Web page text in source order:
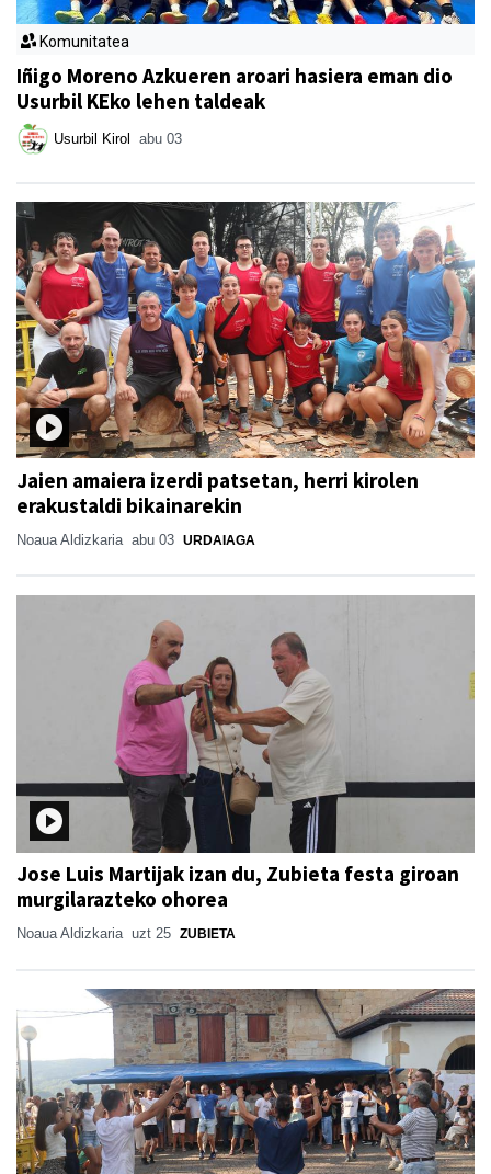
Komunitatea
Iñigo Moreno Azkueren aroari hasiera eman dio
Usurbil KEko lehen taldeak
Usurbil Kirol abu 03
Jaien amaiera izerdi patsetan, herri kirolen
erakustaldi bikainarekin
Noaua Aldizkaria abu 03 URDAIAGA
Jose Luis Martijak izan du, Zubieta festa giroan
murgilarazteko ohorea
Noaua Aldizkaria uzt 25 ZUBIETA